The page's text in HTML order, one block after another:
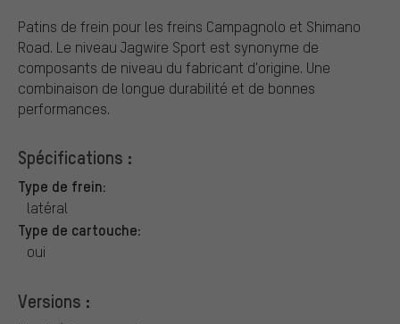
Patins de frein pour les freins Campagnolo et Shimano
Road. Le niveau Jagwire Sport est synonyme de
composants de niveau du fabricant d'origine. Une
combinaison de longue durabilité et de bonnes
performances.
Spécifications :
Type de frein:
latéral
Type de cartouche:
oui
Versions :